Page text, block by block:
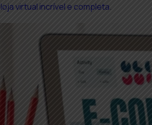
virtual incrível e completa.